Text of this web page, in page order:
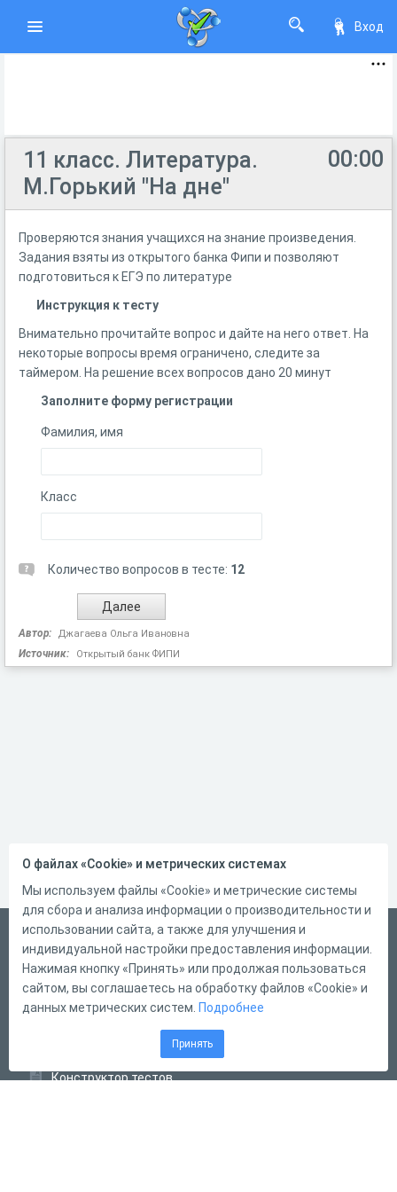
Вход
00:00
11 класс. Литература.
М.Горький "На дне"
Проверяются знания учащихся на знание произведения.
Задания взяты из открытого банка Фипи и позволяют
подготовиться к ЕГЭ по литературе
Инструкция к тесту
Внимательно прочитайте вопрос и дайте на него ответ. На
некоторые вопросы время ограничено, следите за
таймером. На решение всех вопросов дано 20 минут
Заполните форму регистрации
Фамилия, имя
Класс
Количество вопросов в тесте: 12
Автор: Джагаева Ольга Ивановна
Источник: Открытый банк ФИПИ
Русский
Справка
Форма обратной связи
Конструктор тестов
О файлах «Cookie» и метрических системах
Мы используем файлы «Cookie» и метрические системы
для сбора и анализа информации о производительности и
использовании сайта, а также для улучшения и
индивидуальной настройки предоставления информации.
Нажимая кнопку «Принять» или продолжая пользоваться
сайтом, вы соглашаетесь на обработку файлов «Cookie» и
данных метрических систем. Подробнее
Принять